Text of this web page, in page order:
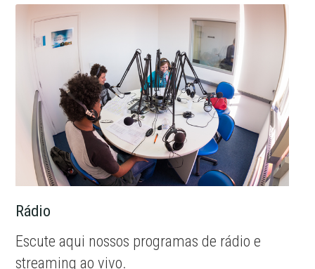
Rádio
Escute aqui nossos programas de rádio e
streaming ao vivo.